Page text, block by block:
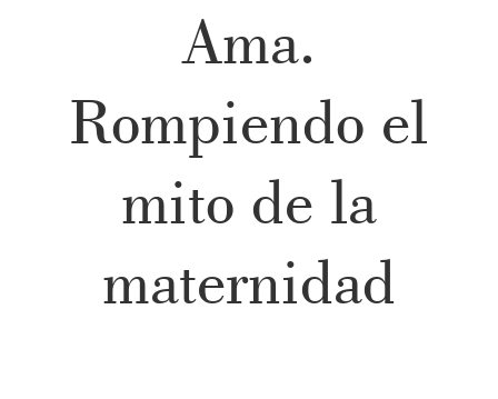
Ama.
Rompiendo el
mito de la
maternidad